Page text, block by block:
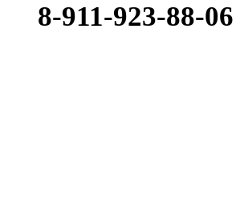
8-911-923-88-06